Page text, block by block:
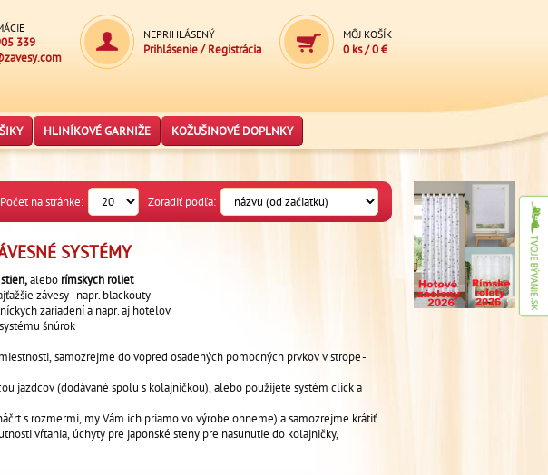
339
NEPRIHLÁSENÝ
Prihlásenie/Registrácia
MÔJ KOŠÍK
0 ks/0 €
HLINÍKOVÉ GARNIŽE KOŽUŠINOVÉ DOPLNKY
Počet na stránke: Zoradiť podľa:
SYSTÉMY
alebo rímskych roliet
závesy - napr. blackouty
zariadení a napr. aj hotelov
šnúrok
samozrejme do vopred osadených pomocných prvkov v strope -
jazdcov (dodávané spolu s kolajničkou), alebo použijete systém click a
s rozmermi, my Vám ich priamo vo výrobe ohneme) a samozrejme krátiť
vŕtania, úchyty pre japonské steny pre nasunutie do kolajničky,